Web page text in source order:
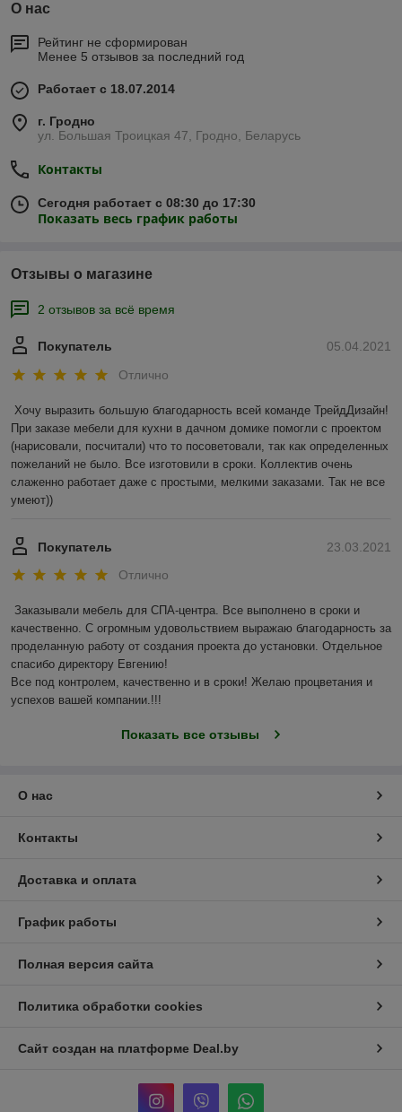
О нас
Рейтинг не сформирован
Менее 5 отзывов за последний год
Работает с 18.07.2014
г. Гродно
ул. Большая Троицкая 47, Гродно, Беларусь
Контакты
Сегодня работает с 08:30 до 17:30
Показать весь график работы
Отзывы о магазине
2 отзывов за всё время
05.04.2021
Покупатель
Отлично
Хочу выразить большую благодарность всей команде ТрейдДизайн!
При заказе мебели для кухни в дачном домике помогли с проектом
(нарисовали, посчитали) что то посоветовали, так как определенных
пожеланий не было. Все изготовили в сроки. Коллектив очень
слаженно работает даже с простыми, мелкими заказами. Так не все
умеют))
23.03.2021
Покупатель
Отлично
Заказывали мебель для СПА-центра. Все выполнено в сроки и
качественно. С огромным удовольствием выражаю благодарность за
проделанную работу от создания проекта до установки. Отдельное
спасибо директору Евгению!
Все под контролем, качественно и в сроки! Желаю процветания и
успехов вашей компании.!!!
Показать все отзывы
О нас
Контакты
Доставка и оплата
График работы
Полная версия сайта
Политика обработки cookies
Сайт создан на платформе Deal.by